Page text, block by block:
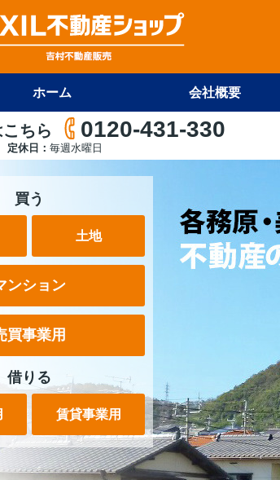
ホーム 会社概要
ちら 0120-431-330
定休日： 毎週水曜日
買う
土地
ンション
買事業用
借りる
賃貸事業用